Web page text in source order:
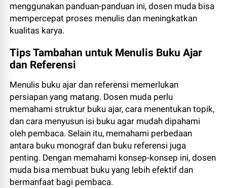
menggunakan panduan-panduan ini, dosen muda bisa
mempercepat proses menulis dan meningkatkan
kualitas karya.
Tips Tambahan untuk Menulis Buku Ajar
dan Referensi
Menulis buku ajar dan referensi memerlukan
persiapan yang matang. Dosen muda perlu
memahami struktur buku ajar, cara menentukan topik,
dan cara menyusun isi buku agar mudah dipahami
oleh pembaca. Selain itu, memahami perbedaan
antara buku monograf dan buku referensi juga
penting. Dengan memahami konsep-konsep ini, dosen
muda bisa membuat buku yang lebih efektif dan
bermanfaat bagi pembaca.